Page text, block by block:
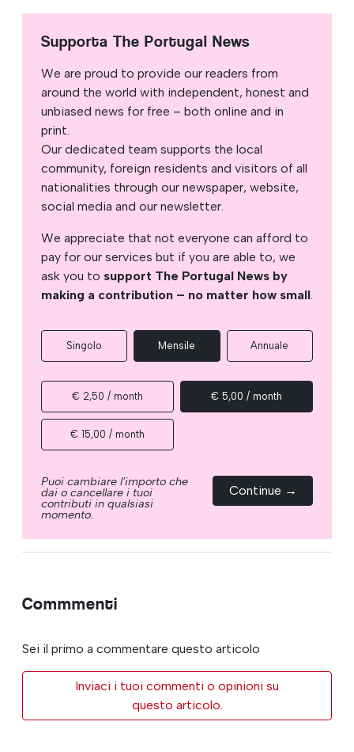
Supporta The Portugal News
We are proud to provide our readers from
around the world with independent, honest and
unbiased news for free – both online and in
print.
Our dedicated team supports the local
community, foreign residents and visitors of all
nationalities through our newspaper, website,
social media and our newsletter.
We appreciate that not everyone can afford to
pay for our services but if you are able to, we
ask you to support The Portugal News by
making a contribution – no matter how small.
Singolo Mensile Annuale
€ 2,50 / month € 5,00 / month
€ 15,00 / month
Puoi cambiare l'importo che
dai o cancellare i tuoi
contributi in qualsiasi
momento.
Continue →
Commmenti
Sei il primo a commentare questo articolo
Inviaci i tuoi commenti o opinioni su
questo articolo.